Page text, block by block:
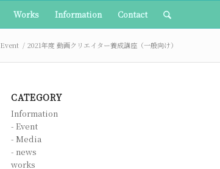
Works Information Contact
Event / 2021年度 動画クリエイター養成講座（一般向け）
CATEGORY
Information
Event
Media
news
works